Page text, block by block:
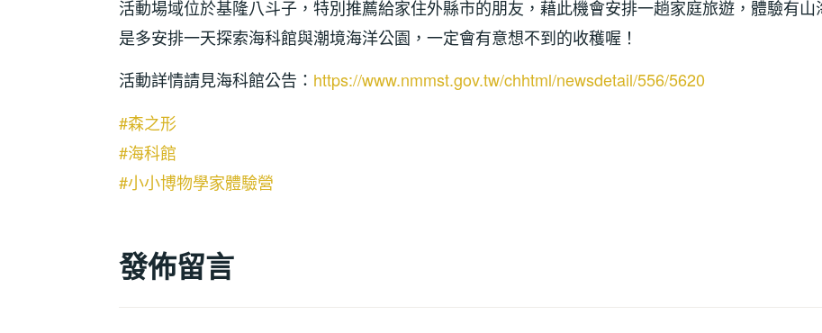
活動場域位於基隆八斗子，特別推薦給家住外縣市的朋友，藉此機會安排一趟家庭旅遊，體驗有
是多安排一天探索海科館與潮境海洋公園，一定會有意想不到的收穫喔！
活動詳情請見海科館公告： https://www.nmmst.gov.tw/chhtml/newsdetail/556/5620
#森之形
#海科館
#小小博物學家體驗營
發佈留言